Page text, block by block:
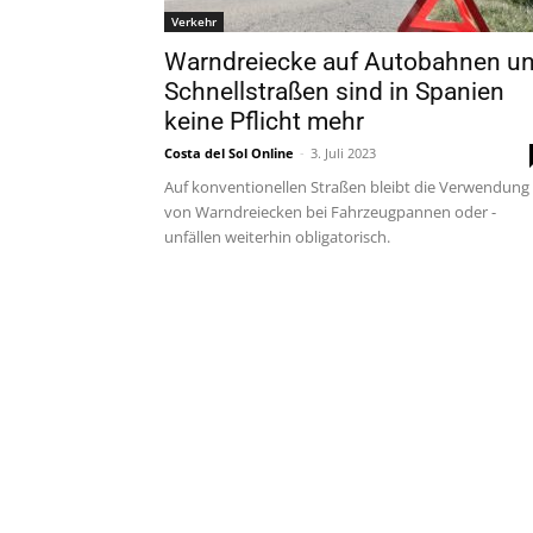
Verkehr
Warndreiecke auf Autobahnen
Schnellstraßen sind in Spanien
keine Pflicht mehr
Costa del Sol Online - 3. Juli 2023
Auf konventionellen Straßen bleibt die Verwendung
von Warndreiecken bei Fahrzeugpannen oder -
unfällen weiterhin obligatorisch.